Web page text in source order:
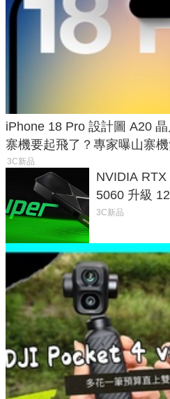
iPhone 18 Pro 設計圖 A20
寨機要起飛了？專家曝山寨
3C新品
NVIDIA
5060 升級
次規格終於不
3C新品